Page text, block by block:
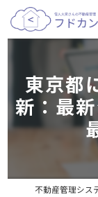
東京都
新：最